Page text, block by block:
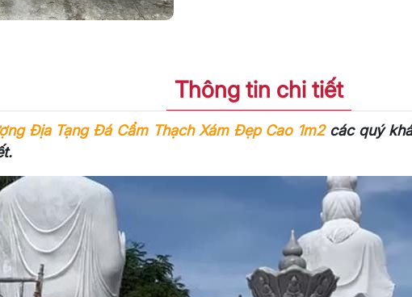
Thông tin chi tiết
Địa Tạng Đá Cẩm Thạch Xám Đẹp Cao 1m2 các quý